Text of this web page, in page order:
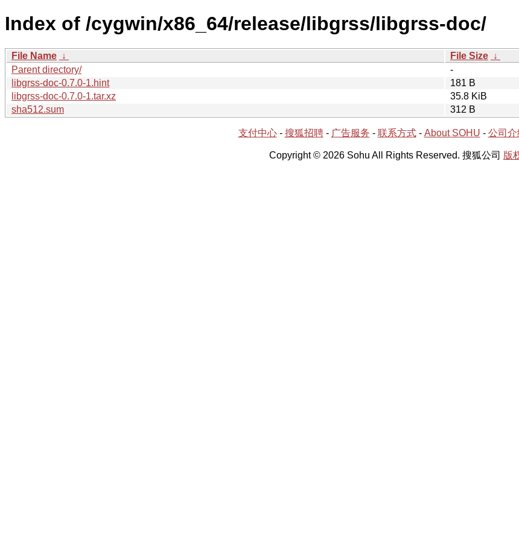
Index of /cygwin/x86_64/release/libgrss/libgrss-doc/
File Name ↓ File Size ↓
Parent directory/
-
libgrss-doc-0.7.0-1.hint
181 B
libgrss-doc-0.7.0-1.tar.xz
35.8 KiB
sha512.sum
312 B
支付中心- 搜狐招聘- 广告服务 - 联系方式- About SOHU - 公司介
Copyright © 2026 Sohu All Rights Reserved. 搜狐公司 版